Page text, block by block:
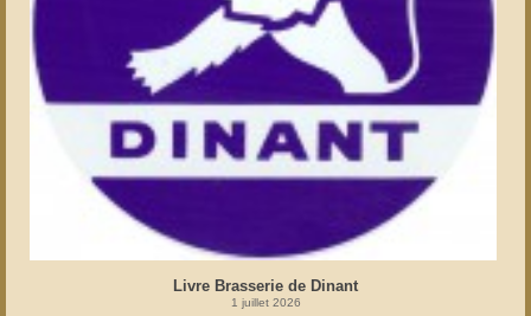
Livre Brasserie de Dinant
1 juillet 2026